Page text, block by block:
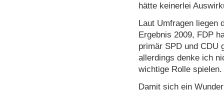
hätte keinerlei
Laut Umfragen liegen
Ergebnis 2009, FDP
primär SPD und CDU
allerdings denke ich
wichtige Rolle spielen.
Damit sich ein